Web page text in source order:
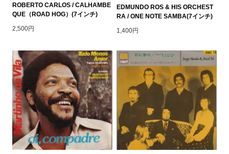
ROBERTO CARLOS / CALHAMBE
QUE（ROAD HOG）(7インチ)
2,500円
EDMUNDO ROS & HIS ORCHEST
RA / ONE NOTE SAMBA(7インチ)
1,400円